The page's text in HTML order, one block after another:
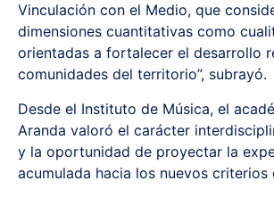
Vinculación con el Medio, que
dimensiones cuantitativas como
orientadas a fortalecer el desarrollo
comunidades del territorio”, subrayó.
Desde el Instituto de Música, el
Aranda valoró el carácter
y la oportunidad de proyectar la
acumulada hacia los nuevos criterios